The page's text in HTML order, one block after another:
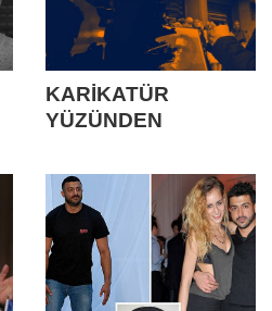
KARİKATÜR
YÜZÜNDEN
FRANSIZ
ÖĞRETMEN